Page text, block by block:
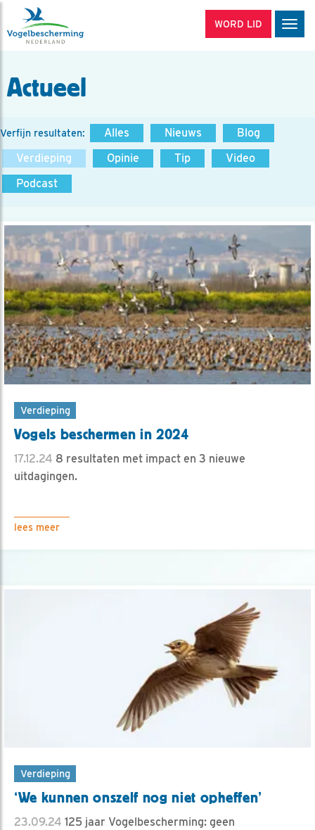
WORD LID
Actueel
Verfijn resultaten: Alles Nieuws
Blog
Verdieping
Opinie Tip
Video
Podcast
Verdieping
Vogels beschermen in 2024
17.12.24 8 resultaten met impact en 3 nieuwe
uitdagingen.
lees meer
Verdieping
‘We kunnen onszelf nog niet opheffen’
23.09.24 125 jaar Vogelbescherming: geen